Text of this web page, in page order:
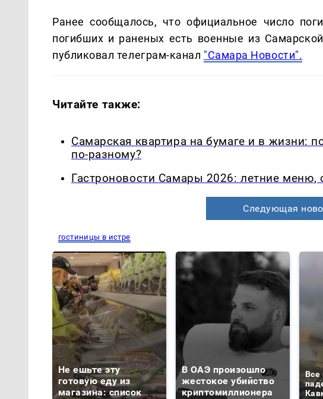
Ранее сообщалось, что официальное число
погибших и раненых есть военные из
публиковал телеграм-канал "Самара Новости".
Читайте также:
Самарская квартира на бумаге и в жизни:
по-разному?
Гастроновости Самары 2026: летние меню,
Следующая
гостиницы в истре
Не ешьте эту
готовую еду из
магазина: список
В ОАЭ произошло
жестокое убийство
криптомиллионера
Все